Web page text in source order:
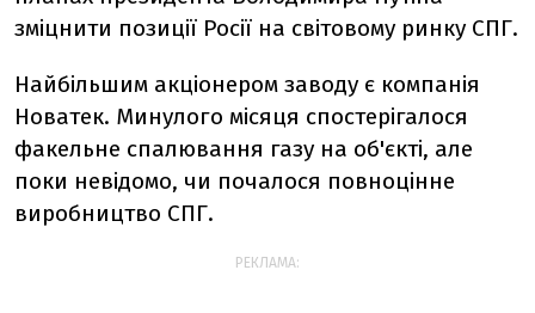
зміцнити позиції Росії на світовому ринку СПГ.
Найбільшим акціонером заводу є компанія
Новатек. Минулого місяця спостерігалося
факельне спалювання газу на об'єкті, але
поки невідомо, чи почалося повноцінне
виробництво СПГ.
РЕКЛАМА: